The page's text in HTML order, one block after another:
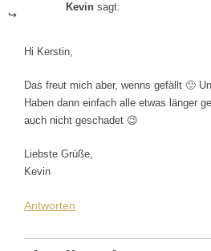
Kevin sagt:
Hi Kerstin,
Das freut mich aber, wenns gefällt 🙂
Haben dann einfach alle etwas länger
auch nicht geschadet 😉
Liebste Grüße,
Kevin
Antworten